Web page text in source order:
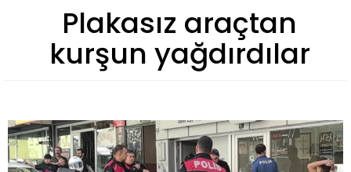
Plakasız araçtan
kurşun yağdırdılar